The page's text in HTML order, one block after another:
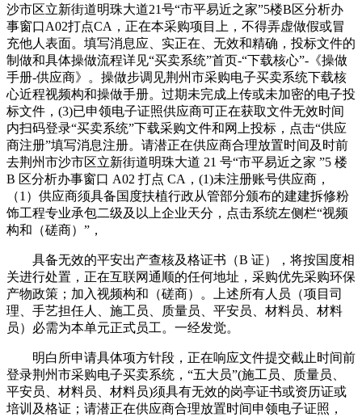
沙市区立新街道明珠大道21号“市平易近之家”5楼B区分析办
事窗口A02打点CA，正在本采购项目上，不得弄虚做假或冒
充他人表面。填写消息应、实正在、无效和精确，投标文件的
制做和具体操做流程详见“买卖系统”首页-“下载核心”-《操做
手册-供应商》。操做步调见荆州市采购电子买卖系统下载核
心近程视频构和操做手册。过期未完成上传或未加密的电子投
标文件，(3)已申领电子证照供应商可正在获取文件无效时间
内扫码登录“买卖系统”下载采购文件和网上投标，点击“供应
商注册”填写消息注册。请潜正在供应商合理放置时间及时前
去荆州市沙市区立新街道明珠大道 21 号“市平易近之家 ”5 楼
B 区分析办事窗口 A02 打点 CA，(1)未注册账号供应商，
（1）供应商须具备国度扶植行政从管部分颁布的建建拆修粉
饰工程专业承包二级及以上企业天分，点击系统左侧栏“视频
构和（磋商）”，
具备无效的平安出产查核及格证书（B 证），将按国度相
关进行处置，正在互联网通顺的任何地址，采购优先采购环保
产物政策；加入视频构和（磋商）。上述所有人员（项目司
理、手艺担任人、施工员、质量员、平安员、材料员、材料
员）必需为本单元正式员工。一经发觉。
明白所申请具体项方针段，正在响应文件提交截止时间前
登录荆州市采购电子买卖系统，“五大员”(施工员、质量员、
平安员、材料员、材料员)须具有无效的岗亭证书或资历证或
培训及格证；请潜正在供应商合理放置时间申领电子证照，